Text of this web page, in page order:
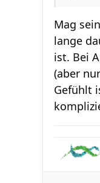
Mag
lange
ist. Bei
(aber
Gefühlt